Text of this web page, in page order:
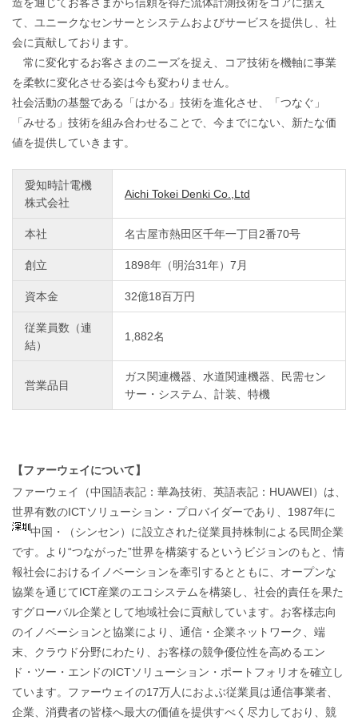
て、ユニークなセンサーとシステムおよびサービスを提供し、社
会に貢献しております。
常に変化するお客さまのニーズを捉え、コア技術を機軸に事業
を柔軟に変化させる姿は今も変わりません。
社会活動の基盤である「はかる」技術を進化させ、「つなぐ」
「みせる」技術を組み合わせることで、今までにない、新たな価
値を提供していきます。
愛知時計電機
株式会社
Aichi Tokei Denki Co.,Ltd
本社 名古屋市熱田区千年一丁目2番70号
創立 1898年（明治31年）7月
資本金 32億18百万円
従業員数（連
結）
1,882名
営業品目
ガス関連機器、水道関連機器、民需セン
サー・システム、計装、特機
【ファーウェイについて】
ファーウェイ（中国語表記：華為技術、英語表記：HUAWEI）は、
世界有数のICTソリューション・プロバイダーであり、1987年に
中国・
（シンセン）に設立された従業員持株制による民間企業
です。より“つながった”世界を構築するというビジョンのもと、情
報社会におけるイノベーションを牽引するとともに、オープンな
協業を通じてICT産業のエコシステムを構築し、社会的責任を果た
すグローバル企業として地域社会に貢献しています。お客様志向
のイノベーションと協業により、通信・企業ネットワーク、端
末、クラウド分野にわたり、お客様の競争優位性を高めるエン
ド・ツー・エンドのICTソリューション・ポートフォリオを確立し
ています。ファーウェイの17万人におよぶ従業員は通信事業者、
企業、消費者の皆様へ最大の価値を提供すべく尽力しており、競